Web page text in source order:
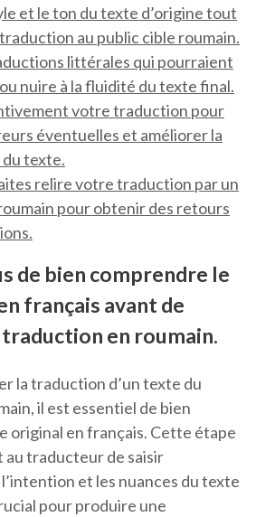
et le ton du texte d’origine tout
au public cible roumain.
littérales qui pourraient
nuire à la fluidité du texte final.
votre traduction pour
éventuelles et améliorer la
texte.
relire votre traduction par un
pour obtenir des retours
de bien comprendre le
français avant de
en roumain.
la traduction d’un texte du
il est essentiel de bien
original en français. Cette étape
traducteur de saisir
et les nuances du texte
pour produire une